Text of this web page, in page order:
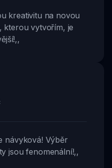
kreativitu na novou
kterou vytvořím, je
,,
návyková! Výběr
jsou fenomenální!,,